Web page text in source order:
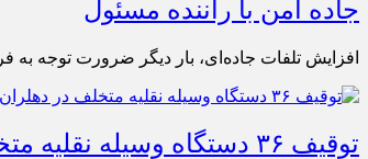
جاده امن با راننده مسئول
افزایش تلفات جاده‌ای، بار دیگر ضرورت توجه به
توقیف ۳۶ دستگاه وسیله نقلیه متخلف در دهلران